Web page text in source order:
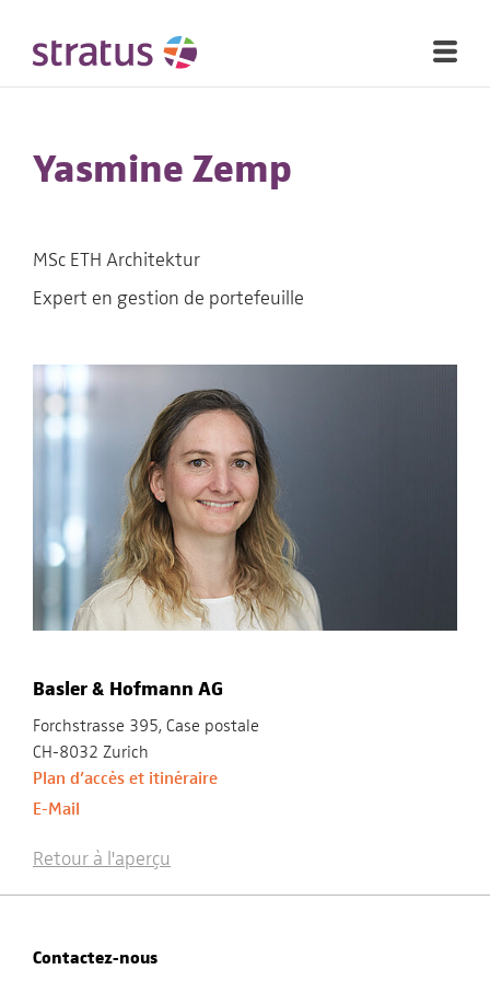
Yasmine Zemp
MSc ETH Architektur
Expert en gestion de portefeuille
Basler & Hofmann AG
Forchstrasse 395, Case postale
CH-8032 Zurich
Plan d’accès et itinéraire
E-Mail
Retour à l'aperçu
Contactez-nous